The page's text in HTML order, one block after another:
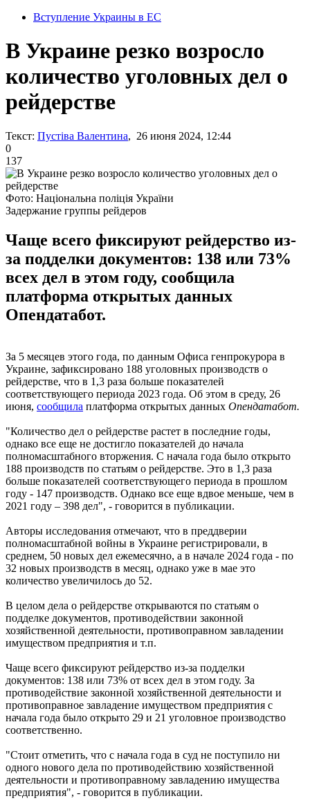
Вступление Украины в ЕС
В Украине резко возросло
количество уголовных дел о
рейдерстве
Текст: Пустіва Валентина, 26 июня 2024, 12:44
0
137
Фото: Національна поліція України
Задержание группы рейдеров
Чаще всего фиксируют рейдерство из-
за подделки документов: 138 или 73%
всех дел в этом году, сообщила
платформа открытых данных
Опендатабот.
За 5 месяцев этого года, по данным Офиса генпрокурора в
Украине, зафиксировано 188 уголовных производств о
рейдерстве, что в 1,3 раза больше показателей
соответствующего периода 2023 года. Об этом в среду, 26
июня, сообщила платформа открытых данных Опендатабот.
"Количество дел о рейдерстве растет в последние годы,
однако все еще не достигло показателей до начала
полномасштабного вторжения. С начала года было открыто
188 производств по статьям о рейдерстве. Это в 1,3 раза
больше показателей соответствующего периода в прошлом
году - 147 производств. Однако все еще вдвое меньше, чем в
2021 году – 398 дел", - говорится в публикации.
Авторы исследования отмечают, что в преддверии
полномасштабной войны в Украине регистрировали, в
среднем, 50 новых дел ежемесячно, а в начале 2024 года - по
32 новых производств в месяц, однако уже в мае это
количество увеличилось до 52.
В целом дела о рейдерстве открываются по статьям о
подделке документов, противодействии законной
хозяйственной деятельности, противоправном завладении
имуществом предприятия и т.п.
Чаще всего фиксируют рейдерство из-за подделки
документов: 138 или 73% от всех дел в этом году. За
противодействие законной хозяйственной деятельности и
противоправное завладение имуществом предприятия с
начала года было открыто 29 и 21 уголовное производство
соответственно.
"Стоит отметить, что с начала года в суд не поступило ни
одного нового дела по противодействию хозяйственной
деятельности и противоправному завладению имущества
предприятия", - говорится в публикации.